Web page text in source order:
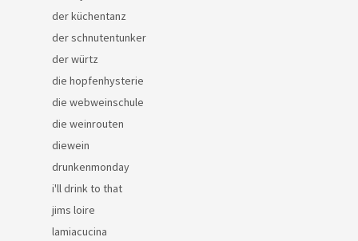
der küchentanz
der schnutentunker
der würtz
die hopfenhysterie
die webweinschule
die weinrouten
diewein
drunkenmonday
i'll drink to that
jims loire
lamiacucina